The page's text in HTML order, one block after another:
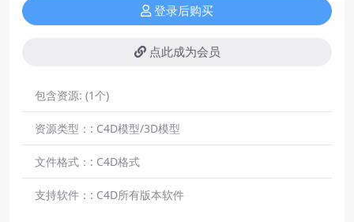
登录后购买
点此成为会员
包含资源: (1个)
资源类型：: C4D模型/3D模型
文件格式：: C4D格式
支持软件：: C4D所有版本软件